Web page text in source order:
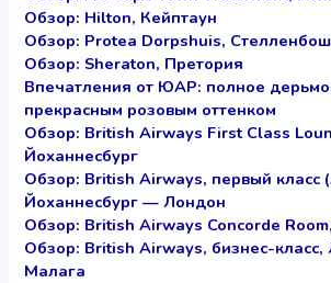
Обзор: Hilton, Кейптаун
Обзор: Protea Dorpshuis, Стелленбош
Обзор: Sheraton, Претория
Впечатления от ЮАР: полное
прекрасным розовым оттенком
Обзор: British Airways First Class
Йоханнесбург
Обзор: British Airways, первый класс
Йоханнесбург — Лондон
Обзор: British Airways Concorde
Обзор: British Airways, бизнес-
Малага